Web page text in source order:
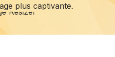
plus captivante.